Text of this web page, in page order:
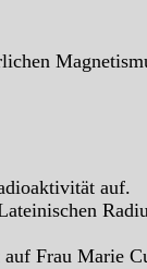
auf.
auf Frau Marie